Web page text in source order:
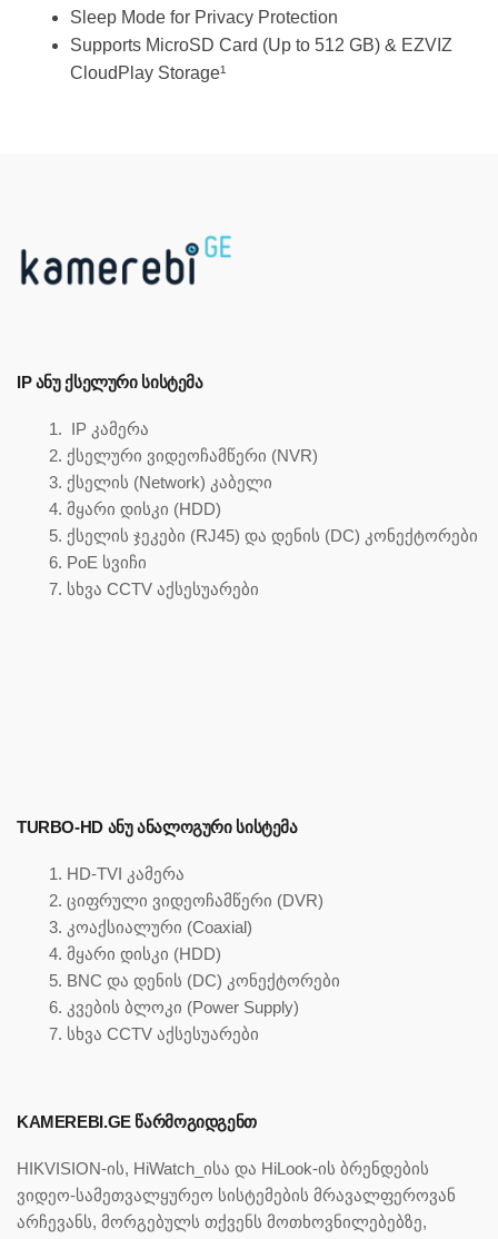
Sleep Mode for Privacy Protection
Supports MicroSD Card (Up to 512 GB) & EZVIZ
CloudPlay Storage¹
IP ᲐᲜᲣ ᲥᲡᲔᲚᲣᲠᲘ ᲡᲘᲡᲢᲔᲛᲐ
IP კამერა
ქსელური ვიდეოჩამწერი (NVR)
ქსელის (Network) კაბელი
მყარი დისკი (HDD)
ქსელის ჯეკები (RJ45) და დენის (DC) კონექტორები
PoE სვიჩი
სხვა CCTV აქსესუარები
TURBO-HD ᲐᲜᲣ ᲐᲜᲐᲚᲝᲒᲣᲠᲘ ᲡᲘᲡᲢᲔᲛᲐ
HD-TVI კამერა
ციფრული ვიდეოჩამწერი (DVR)
კოაქსიალური (Coaxial)
მყარი დისკი (HDD)
BNC და დენის (DC) კონექტორები
კვების ბლოკი (Power Supply)
სხვა CCTV აქსესუარები
KAMEREBI.GE ᲬᲐᲠᲛᲝᲒᲘᲓᲒᲔᲜᲗ
HIKVISION-ის, HiWatch_ისა და HiLook-ის ბრენდების
ვიდეო-სამეთვალყურეო სისტემების მრავალფეროვან
არჩევანს, მორგებულს თქვენს მოთხოვნილებებზე,